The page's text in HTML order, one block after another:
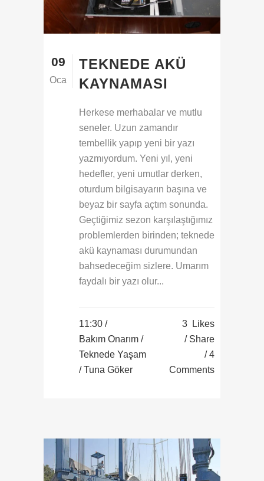
09
Oca
TEKNEDE AKÜ
KAYNAMASI
Herkese merhabalar ve mutlu
seneler. Uzun zamandır
tembellik yapıp yeni bir yazı
yazmıyordum. Yeni yıl, yeni
hedefler, yeni umutlar derken,
oturdum bilgisayarın başına ve
beyaz bir sayfa açtım sonunda.
Geçtiğimiz sezon karşılaştığımız
problemlerden birinden; teknede
akü kaynaması durumundan
bahsedeceğim sizlere. Umarım
faydalı bir yazı olur...
11:30 /
Bakım Onarım /
Teknede Yaşam
/ Tuna Göker
3
Likes
Share
4
Comments